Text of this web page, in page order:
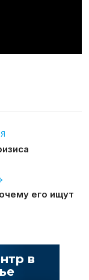
его ищут